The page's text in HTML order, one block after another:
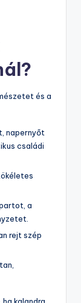
és a
napernyőt
családi
a
rejt szép